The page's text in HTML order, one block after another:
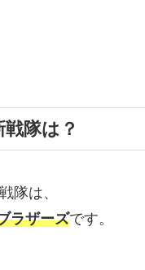
隊は？
隊は、
ラザーズです。